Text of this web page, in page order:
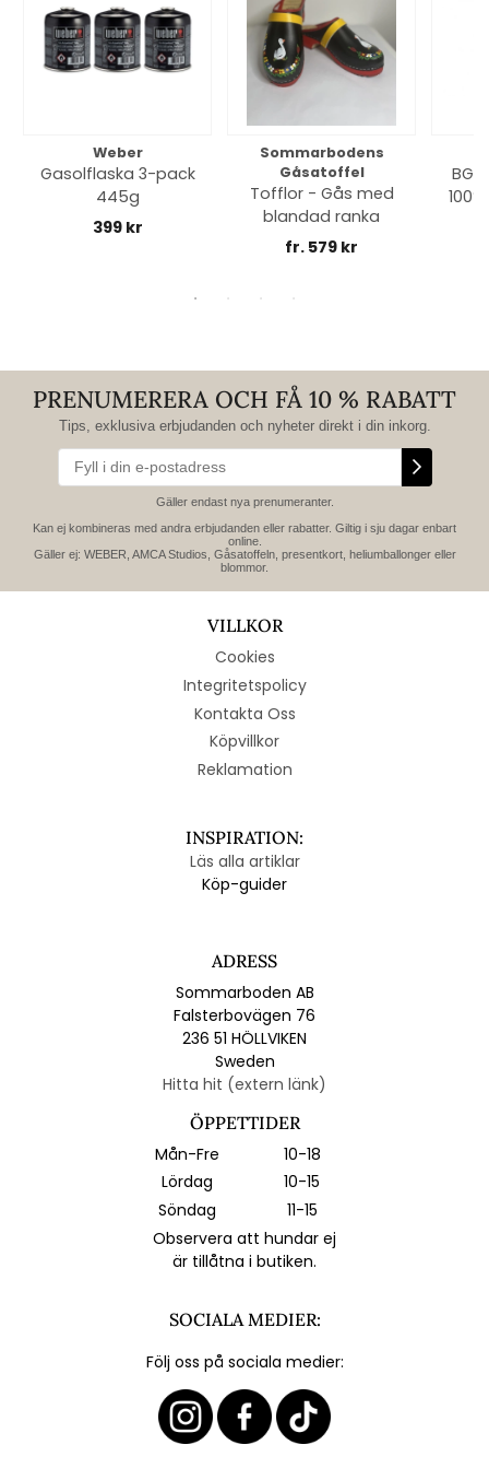
Weber
Gasolflaska 3-pack
445g
399 kr
Sommarbodens
Gåsatoffel
Tofflor - Gås med
blandad ranka
fr. 579 kr
PRENUMERERA OCH FÅ 10 % RABATT
Tips, exklusiva erbjudanden och nyheter direkt i din inkorg.
Gäller endast nya prenumeranter.
Kan ej kombineras med andra erbjudanden eller rabatter. Giltig i sju dagar enbart
online.
Gäller ej: WEBER, AMCA Studios, Gåsatoffeln, presentkort, heliumballonger eller
blommor.
VILLKOR
Cookies
Integritetspolicy
Kontakta Oss
Köpvillkor
Reklamation
INSPIRATION:
Läs alla artiklar
Köp-guider
ADRESS
Sommarboden AB
Falsterbovägen 76
236 51 HÖLLVIKEN
Sweden
Hitta hit (extern länk)
ÖPPETTIDER
Mån-Fre
10-18
Lördag
10-15
Söndag
11-15
Observera att hundar ej
är tillåtna i butiken.
SOCIALA MEDIER:
Följ oss på sociala medier: